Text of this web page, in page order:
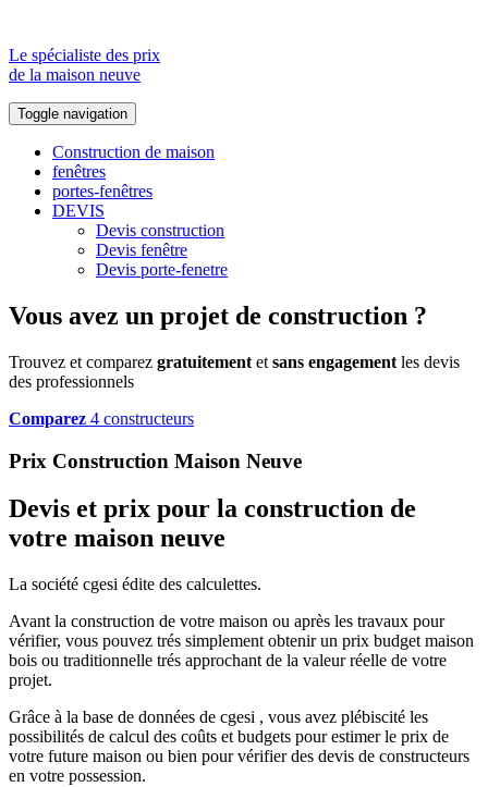
Le spécialiste des prix
de la maison neuve
Toggle navigation
Construction de maison
fenêtres
portes-fenêtres
DEVIS
Devis construction
Devis fenêtre
Devis porte-fenetre
Vous avez un projet de construction ?
Trouvez et comparez gratuitement et sans engagement les devis
des professionnels
Comparez 4 constructeurs
Prix Construction Maison Neuve
Devis et prix pour la construction de
votre maison neuve
La société cgesi édite des calculettes.
Avant la construction de votre maison ou après les travaux pour
vérifier, vous pouvez trés simplement obtenir un prix budget maison
bois ou traditionnelle trés approchant de la valeur réelle de votre
projet.
Grâce à la base de données de cgesi , vous avez plébiscité les
possibilités de calcul des coûts et budgets pour estimer le prix de
votre future maison ou bien pour vérifier des devis de constructeurs
en votre possession.